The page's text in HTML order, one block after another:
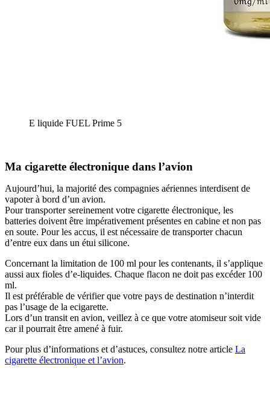
E liquide FUEL Prime 5
Ma cigarette électronique dans l’avion
Aujourd’hui, la majorité des compagnies aériennes interdisent de
vapoter à bord d’un avion.
Pour transporter sereinement votre cigarette électronique, les
batteries doivent être impérativement présentes en cabine et non pas
en soute. Pour les accus, il est nécessaire de transporter chacun
d’entre eux dans un étui silicone.
Concernant la limitation de 100 ml pour les contenants, il s’applique
aussi aux fioles d’e-liquides. Chaque flacon ne doit pas excéder 100
ml.
Il est préférable de vérifier que votre pays de destination n’interdit
pas l’usage de la ecigarette.
Lors d’un transit en avion, veillez à ce que votre atomiseur soit vide
car il pourrait être amené à fuir.
Pour plus d’informations et d’astuces, consultez notre article La
cigarette électronique et l’avion.